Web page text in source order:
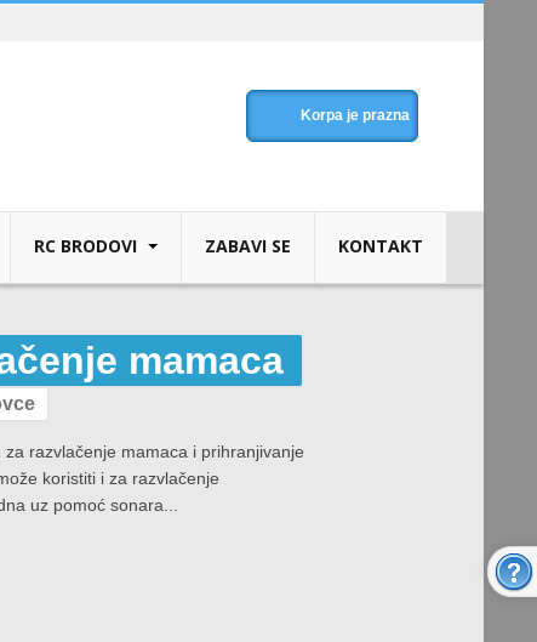
Korpa je prazna
RC BRODOVI ZABAVI SE KONTAKT
mamaca
razvlačenje mamaca i prihranjivanje
koristiti i za razvlačenje
uz pomoć sonara...